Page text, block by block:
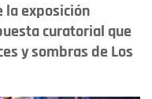
la exposición
curatorial que
y sombras de Los